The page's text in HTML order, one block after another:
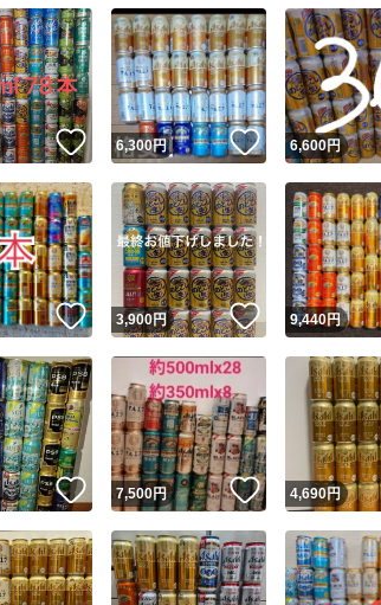
いいね！
6,300円 いいね！
6,600円
いいね！
3,900円 いいね！
9,440円
いいね！
7,500円 いいね！
4,690円